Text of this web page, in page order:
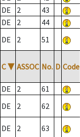
DE
2 43
DE
2 44
DE
2 51
C ▼ ASSOC No. D Code
DE 2 61
DE
2 62
DE 2 63